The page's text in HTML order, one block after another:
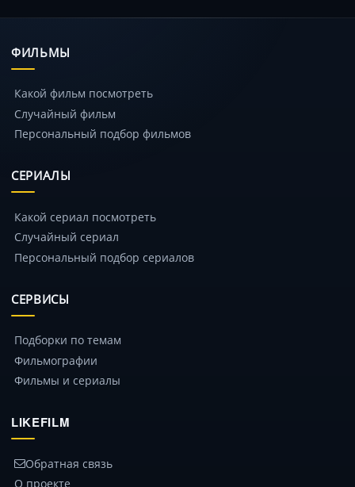
ФИЛЬМЫ
Какой фильм посмотреть
Случайный фильм
Персональный подбор фильмов
СЕРИАЛЫ
Какой сериал посмотреть
Случайный сериал
Персональный подбор сериалов
СЕРВИСЫ
Подборки по темам
Фильмографии
Фильмы и сериалы
LIKEFILM
Обратная связь
О проекте